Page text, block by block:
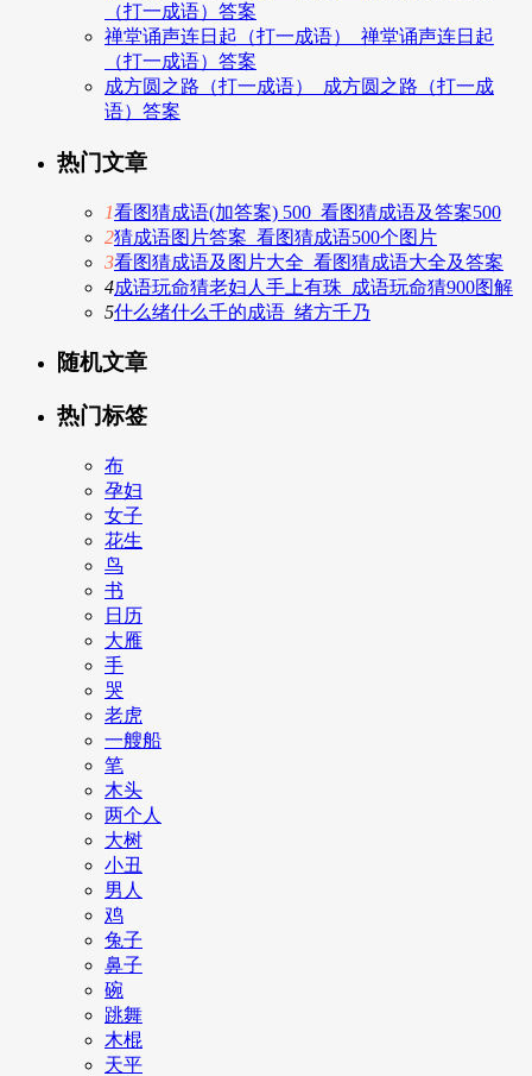
（打一成语）答案
禅堂诵声连日起（打一成语）_禅堂诵声连日起
（打一成语）答案
成方圆之路（打一成语）_成方圆之路（打一成
语）答案
热门文章
1看图猜成语(加答案) 500_看图猜成语及答案500
2猜成语图片答案_看图猜成语500个图片
3看图猜成语及图片大全_看图猜成语大全及答案
4成语玩命猜老妇人手上有珠_成语玩命猜900图解
5什么绪什么千的成语_绪方千乃
随机文章
热门标签
布
孕妇
女子
花生
鸟
书
日历
大雁
手
哭
老虎
一艘船
笔
木头
两个人
大树
小丑
男人
鸡
兔子
鼻子
碗
跳舞
木棍
天平